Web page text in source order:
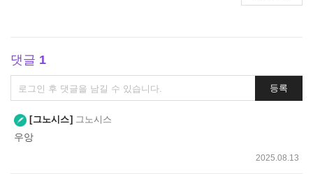
댓글 1
댓
글
쓰
기
등록
그노시스 그노시스
우앙
2025.08.13